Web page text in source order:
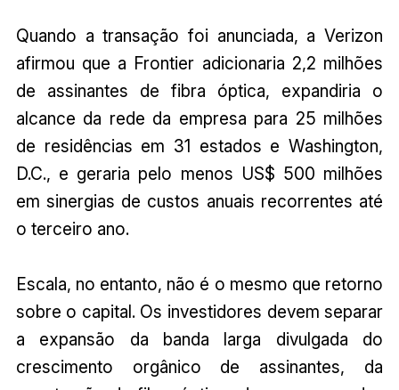
Quando a transação foi anunciada, a Verizon
afirmou que a Frontier adicionaria 2,2 milhões
de assinantes de fibra óptica, expandiria o
alcance da rede da empresa para 25 milhões
de residências em 31 estados e Washington,
D.C., e geraria pelo menos US$ 500 milhões
em sinergias de custos anuais recorrentes até
o terceiro ano.
Escala, no entanto, não é o mesmo que retorno
sobre o capital. Os investidores devem separar
a expansão da banda larga divulgada do
crescimento orgânico de assinantes, da